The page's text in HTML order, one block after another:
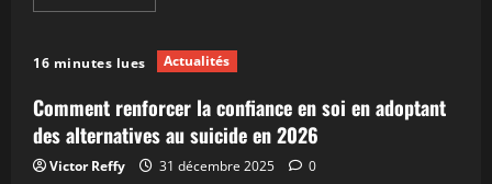
savoir
Apprendre
à
en
2026
:
comment
dépasser
le
16 minutes lues Actualités
Comment renforcer la confiance en soi en adoptant
des alternatives au suicide en 2026
Victor Reffy 31 décembre 2025 0